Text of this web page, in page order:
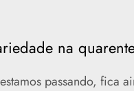
na
passando, fica